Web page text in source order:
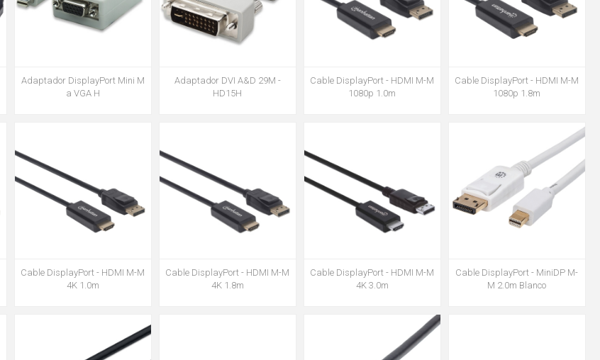
Adaptador DisplayPort Mini M
a VGA H
Adaptador DVI A&D 29M -
HD15H
Cable DisplayPort - HDMI M-M
1080p 1.0m
Cable DisplayPort - HDMI M-M
1080p 1.8m
Cable DisplayPort - HDMI M-M
4K 1.0m
Cable DisplayPort - HDMI M-M
4K 1.8m
Cable DisplayPort - HDMI M-M
4K 3.0m
Cable DisplayPort - MiniDP M-
M 2.0m Blanco